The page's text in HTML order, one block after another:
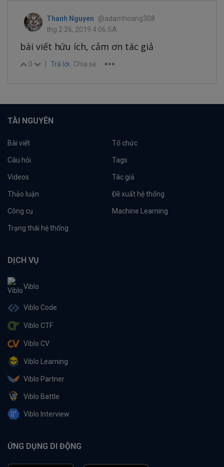
Thanh Nguyen
@adamhoang308
thg 2 26, 2019 4:06 SA
bài viết hứu ích, cảm ơn tác giả
0 Trả lời Chia sẻ
TÀI NGUYÊN
Bài viết Tổ chức
Câu hỏi Tags
Videos Tác giả
Thảo luận Đề xuất hệ thống
Công cụ Machine Learning
Trạng thái hệ thống
DỊCH VỤ
Viblo
Viblo Code
Viblo CTF
Viblo CV
Viblo Learning
Viblo Partner
Viblo Battle
Viblo Interview
ỨNG DỤNG DI ĐỘNG